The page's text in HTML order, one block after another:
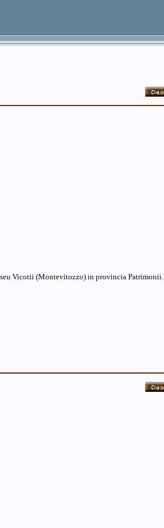
Vicotii (Montevitozzo) in provincia Patrimonii.